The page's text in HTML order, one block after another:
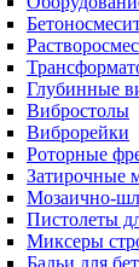
Глубинные
Вибростолы
Виброрейки
Роторные
Затирочные
Мозаично-
Пистолеты
Миксеры
Бадьи для